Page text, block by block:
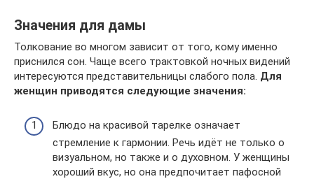
Значения для дамы
Толкование во многом зависит от того, кому именно
приснился сон. Чаще всего трактовкой ночных видений
интересуются представительницы слабого пола. Для
женщин приводятся следующие значения:
Блюдо на красивой тарелке означает
стремление к гармонии. Речь идёт не только о
визуальном, но также и о духовном. У женщины
хороший вкус, но она предпочитает пафосной